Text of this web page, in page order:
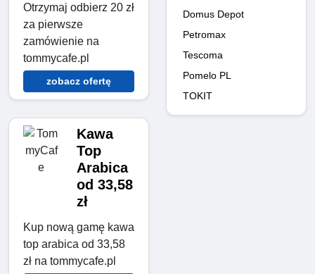
Otrzymaj odbierz 20 zł
za pierwsze
zamówienie na
tommycafe.pl
zobacz ofertę
Kawa
Top
Arabica
od 33,58
zł
Kup nową gamę kawa
top arabica od 33,58
zł na tommycafe.pl
Domus Depot
Petromax
Tescoma
Pomelo PL
TOKIT